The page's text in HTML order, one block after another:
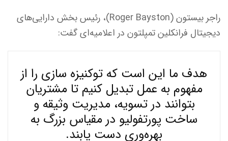
راجر بیستون (Roger Bayston)، رئیس بخش دارایی‌های
دیجیتال فرانکلین تمپلتون در اعلامیه‌ای گفت:
هدف ما این است که توکنیزه سازی را از
مفهوم به عمل تبدیل کنیم تا مشتریان
بتوانند در تسویه، مدیریت وثیقه و
ساخت پورتفولیو در مقیاس بزرگ به
بهره‌وری دست یابند.